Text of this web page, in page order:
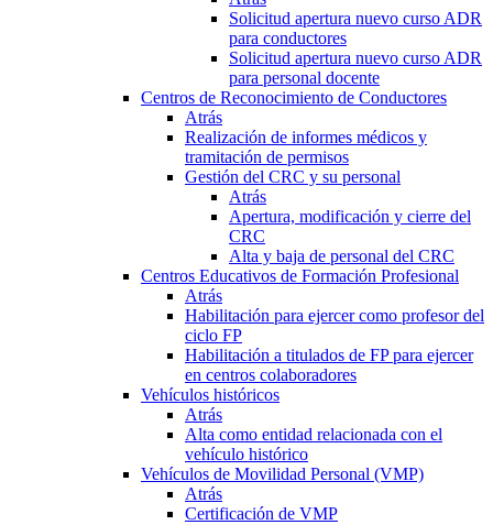
Solicitud apertura nuevo curso ADR
para conductores
Solicitud apertura nuevo curso ADR
para personal docente
Centros de Reconocimiento de Conductores
Atrás
Realización de informes médicos y
tramitación de permisos
Gestión del CRC y su personal
Atrás
Apertura, modificación y cierre del
CRC
Alta y baja de personal del CRC
Centros Educativos de Formación Profesional
Atrás
Habilitación para ejercer como profesor del
ciclo FP
Habilitación a titulados de FP para ejercer
en centros colaboradores
Vehículos históricos
Atrás
Alta como entidad relacionada con el
vehículo histórico
Vehículos de Movilidad Personal (VMP)
Atrás
Certificación de VMP